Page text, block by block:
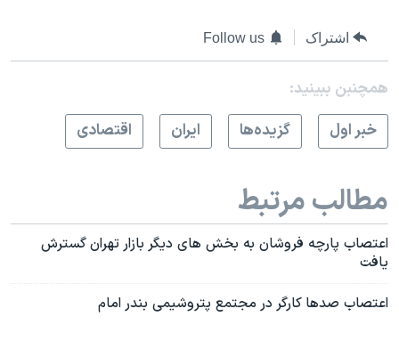
اشتراک Follow us
همچنبن ببینید:
خبر اول
گزيده‌ها ايران اقتصادی
مطالب مرتبط
اعتصاب پارچه فروشان به بخش های ديگر بازار تهران گسترش
يافت
اعتصاب صدها کارگر در مجتمع پتروشیمی بندر امام